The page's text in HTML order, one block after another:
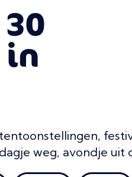
in
weg, avondje uit